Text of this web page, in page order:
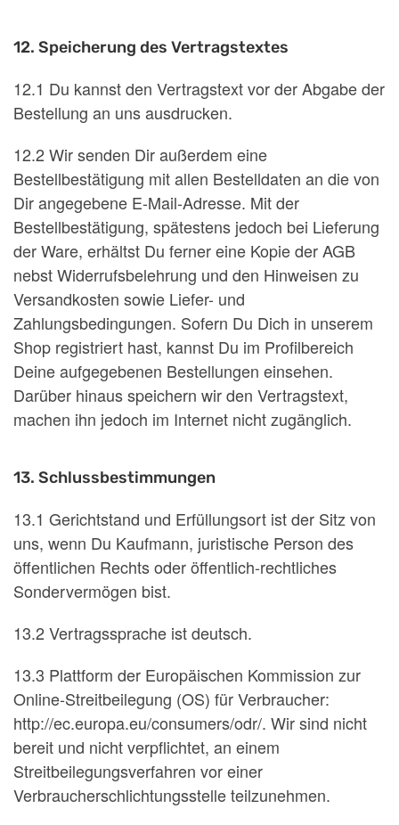
12. Speicherung des Vertragstextes
12.1 Du kannst den Vertragstext vor der Abgabe der
Bestellung an uns ausdrucken.
12.2 Wir senden Dir außerdem eine
Bestellbestätigung mit allen Bestelldaten an die von
Dir angegebene E-Mail-Adresse. Mit der
Bestellbestätigung, spätestens jedoch bei Lieferung
der Ware, erhältst Du ferner eine Kopie der AGB
nebst Widerrufsbelehrung und den Hinweisen zu
Versandkosten sowie Liefer- und
Zahlungsbedingungen. Sofern Du Dich in unserem
Shop registriert hast, kannst Du im Profilbereich
Deine aufgegebenen Bestellungen einsehen.
Darüber hinaus speichern wir den Vertragstext,
machen ihn jedoch im Internet nicht zugänglich.
13. Schlussbestimmungen
13.1 Gerichtstand und Erfüllungsort ist der Sitz von
uns, wenn Du Kaufmann, juristische Person des
öffentlichen Rechts oder öffentlich-rechtliches
Sondervermögen bist.
13.2 Vertragssprache ist deutsch.
13.3 Plattform der Europäischen Kommission zur
Online-Streitbeilegung (OS) für Verbraucher:
http://ec.europa.eu/consumers/odr/. Wir sind nicht
bereit und nicht verpflichtet, an einem
Streitbeilegungsverfahren vor einer
Verbraucherschlichtungsstelle teilzunehmen.